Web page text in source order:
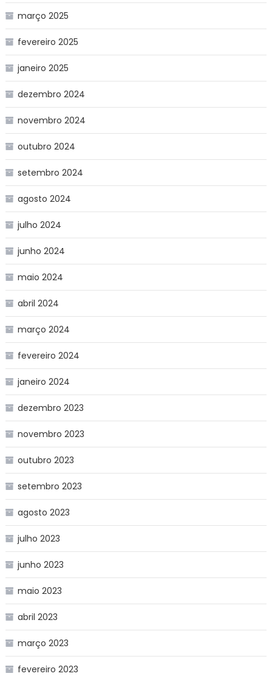
março 2025
fevereiro 2025
janeiro 2025
dezembro 2024
novembro 2024
outubro 2024
setembro 2024
agosto 2024
julho 2024
junho 2024
maio 2024
abril 2024
março 2024
fevereiro 2024
janeiro 2024
dezembro 2023
novembro 2023
outubro 2023
setembro 2023
agosto 2023
julho 2023
junho 2023
maio 2023
abril 2023
março 2023
fevereiro 2023